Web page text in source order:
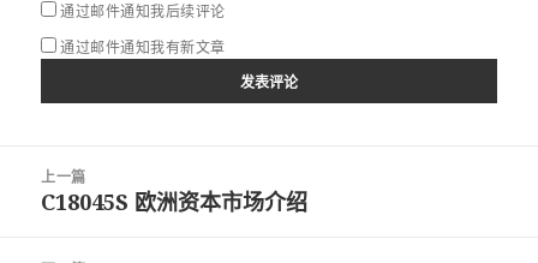
通过邮件通知我后续评论
通过邮件通知我有新文章
上一篇
上
C18045S 欧洲资本市场介绍